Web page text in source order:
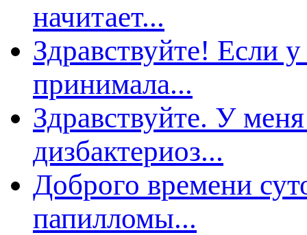
начитает...
Здравствуйте! Если
ринимала...
Здравствуйте. У
дизбактериоз...
Доброго времени
апилломы...